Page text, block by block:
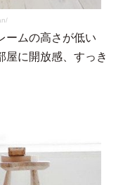
ームの高さが低い
屋に開放感、すっき